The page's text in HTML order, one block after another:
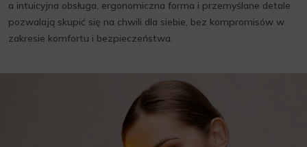
a intuicyjna obsługa, ergonomiczna forma i przemyślane detale
pozwalają skupić się na chwili dla siebie, bez kompromisów w
zakresie komfortu i bezpieczeństwa.